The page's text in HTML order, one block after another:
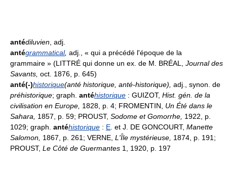
antédiluvien , adj.
antégrammatical, adj., « qui a précédé l'époque de la
grammaire » (LITTRÉ qui donne un ex. de M. BRÉAL, Journal des
Savants, oct. 1876, p. 645)
anté(-)historique(anté historique, anté-historique) adj., synon. de
préhistorique; graph. antéhistorique : GUIZOT, Hist. gén. de la
civilisation en Europe, 1828, p. 4; FROMENTIN, Un Été dans le
Sahara,
1857, p. 59; PROUST, Sodome et Gomorrhe, 1922, p.
1029; graph. antéhistorique : E . et J. DE GONCOURT, Manette
Salomon, 1867, p. 261; VERNE, L'Île mystérieuse, 1874, p. 191;
PROUST, Le Côté de Guermantes 1, 1920, p. 197